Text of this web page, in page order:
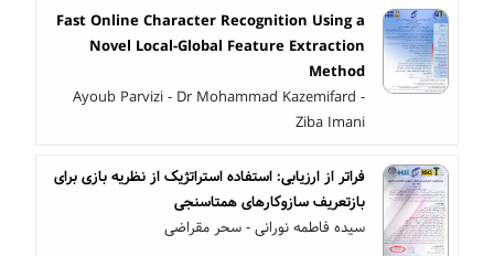
Fast Online Character Recognition Using a
Novel Local-Global Feature Extraction
Method
Ayoub Parvizi - Dr Mohammad Kazemifard -
Ziba Imani
فراتر از ارزیابی: استفاده استراتژیک از نظریه بازی برای
بازتعریف سازوکارهای همتاسنجی
سیده فاطمه نورانی - سحر مقراضی